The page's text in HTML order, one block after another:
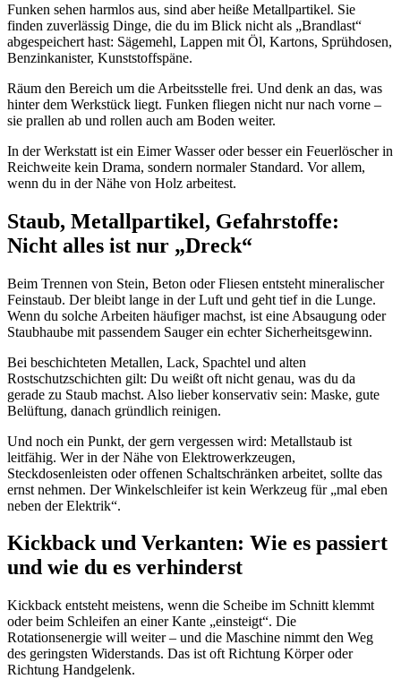
Funken sehen harmlos aus, sind aber heiße Metallpartikel. Sie
finden zuverlässig Dinge, die du im Blick nicht als „Brandlast“
abgespeichert hast: Sägemehl, Lappen mit Öl, Kartons, Sprühdosen,
Benzinkanister, Kunststoffspäne.
Räum den Bereich um die Arbeitsstelle frei. Und denk an das, was
hinter dem Werkstück liegt. Funken fliegen nicht nur nach vorne –
sie prallen ab und rollen auch am Boden weiter.
In der Werkstatt ist ein Eimer Wasser oder besser ein Feuerlöscher in
Reichweite kein Drama, sondern normaler Standard. Vor allem,
wenn du in der Nähe von Holz arbeitest.
Staub, Metallpartikel, Gefahrstoffe:
Nicht alles ist nur „Dreck“
Beim Trennen von Stein, Beton oder Fliesen entsteht mineralischer
Feinstaub. Der bleibt lange in der Luft und geht tief in die Lunge.
Wenn du solche Arbeiten häufiger machst, ist eine Absaugung oder
Staubhaube mit passendem Sauger ein echter Sicherheitsgewinn.
Bei beschichteten Metallen, Lack, Spachtel und alten
Rostschutzschichten gilt: Du weißt oft nicht genau, was du da
gerade zu Staub machst. Also lieber konservativ sein: Maske, gute
Belüftung, danach gründlich reinigen.
Und noch ein Punkt, der gern vergessen wird: Metallstaub ist
leitfähig. Wer in der Nähe von Elektrowerkzeugen,
Steckdosenleisten oder offenen Schaltschränken arbeitet, sollte das
ernst nehmen. Der Winkelschleifer ist kein Werkzeug für „mal eben
neben der Elektrik“.
Kickback und Verkanten: Wie es passiert
und wie du es verhinderst
Kickback entsteht meistens, wenn die Scheibe im Schnitt klemmt
oder beim Schleifen an einer Kante „einsteigt“. Die
Rotationsenergie will weiter – und die Maschine nimmt den Weg
des geringsten Widerstands. Das ist oft Richtung Körper oder
Richtung Handgelenk.